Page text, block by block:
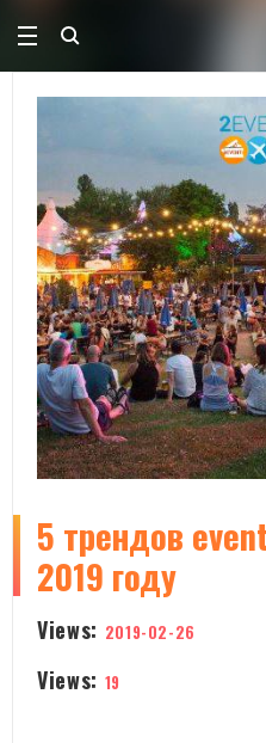
5 трендов
2019 году
Views: 2019-02-26
Views: 19